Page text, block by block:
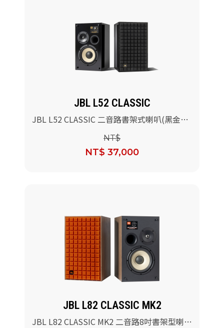
搜尋
JBL L52 CLASSIC
JBL L52 CLASSIC 二音路書架式喇叭(黑金鋼
NT$
NT$ 37,000
JBL L82 CLASSIC MK2
JBL L82 CLASSIC MK2 二音路8吋書架型喇叭